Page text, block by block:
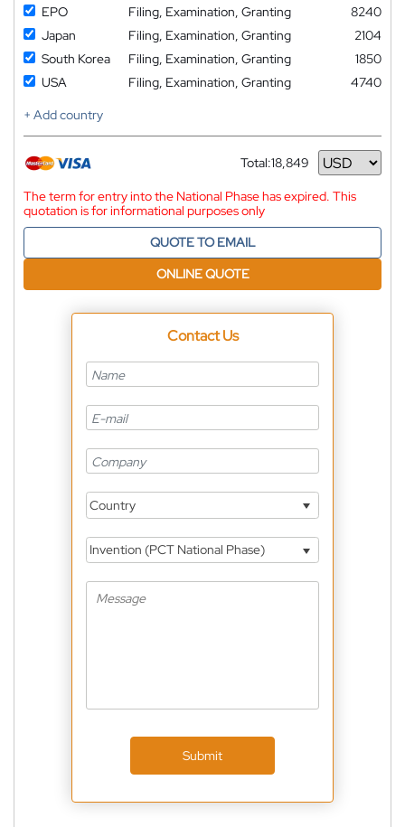
EPO Filing, Examination, Granting
8240
Japan
Filing, Examination, Granting
2104
South Korea
Filing, Examination, Granting
1850
USA
Filing, Examination, Granting
4740
+ Add country
Total:18,849
Currency
The term for entry into the National Phase has expired. This
quotation is for informational purposes only
QUOTE TO EMAIL
ONLINE QUOTE
Contact Us
Country
Invention (PCT National Phase)
Submit